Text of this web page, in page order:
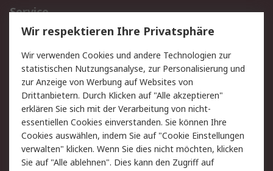
Service
Value Added Services
Lieferlösungen
Rücksendungen
Kontakt
Hilfe
Rechtliches
AGB
Datenschutz
Cookie-Richtlinie
Zahlungsbedingungen
Copyright/Impressum
Wir respektieren Ihre Privatsphäre
Wir verwenden Cookies und andere Technologien zur
statistischen Nutzungsanalyse, zur Personalisierung und
zur Anzeige von Werbung auf Websites von
Drittanbietern. Durch Klicken auf "Alle akzeptieren"
erklären Sie sich mit der Verarbeitung von nicht-
essentiellen Cookies einverstanden. Sie können Ihre
Cookies auswählen, indem Sie auf "Cookie Einstellungen
verwalten" klicken. Wenn Sie dies nicht möchten, klicken
Sie auf "Alle ablehnen". Dies kann den Zugriff auf